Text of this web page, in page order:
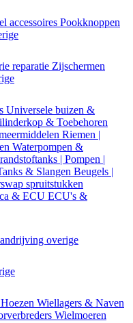
accessoires Pookknoppen
reparatie Zijschermen
Universele buizen &
& Toebehoren
Riemen |
Waterpompen &
| Pompen |
& Slangen Beugels |
spruitstukken
& ECU ECU's &
overige
Wiellagers & Naven
Wielmoeren